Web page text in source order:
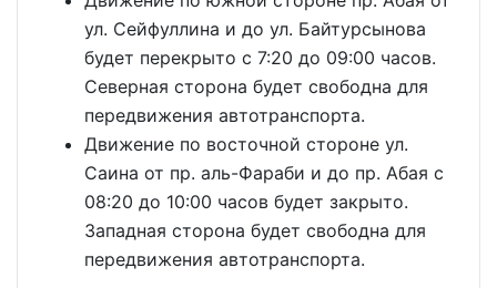
ул. Сейфуллина и до ул. Байтурсынова
будет перекрыто с 7:20 до 09:00 часов.
Северная сторона будет свободна для
передвижения автотранспорта.
Движение по восточной стороне ул.
Саина от пр. аль-Фараби и до пр. Абая с
08:20 до 10:00 часов будет закрыто.
Западная сторона будет свободна для
передвижения автотранспорта.